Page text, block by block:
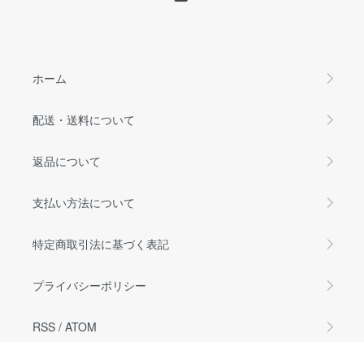
ホーム
配送・送料について
返品について
支払い方法について
特定商取引法に基づく表記
プライバシーポリシー
RSS / ATOM